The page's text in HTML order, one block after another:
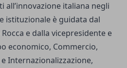
all’innovazione italiana negli
istituzionale è guidata dal
e dalla vicepresidente e
economico, Commercio,
Internazionalizzazione,